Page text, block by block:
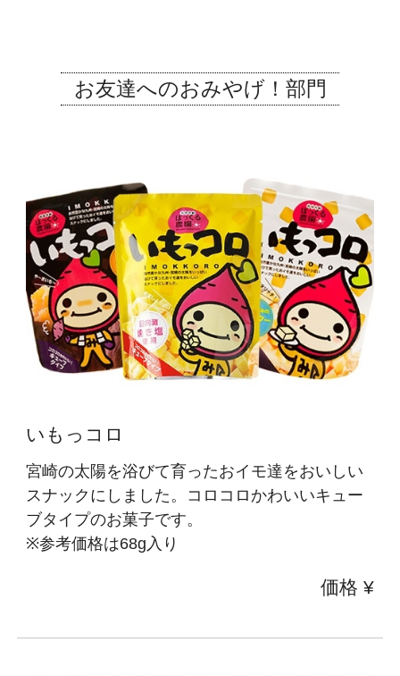
お友達へのおみやげ！部門
いもっコロ
宮崎の太陽を浴びて育ったおイモ達をおいしい
スナックにしました。コロコロかわいいキュー
ブタイプのお菓子です。
※参考価格は68g入り
価格 ¥